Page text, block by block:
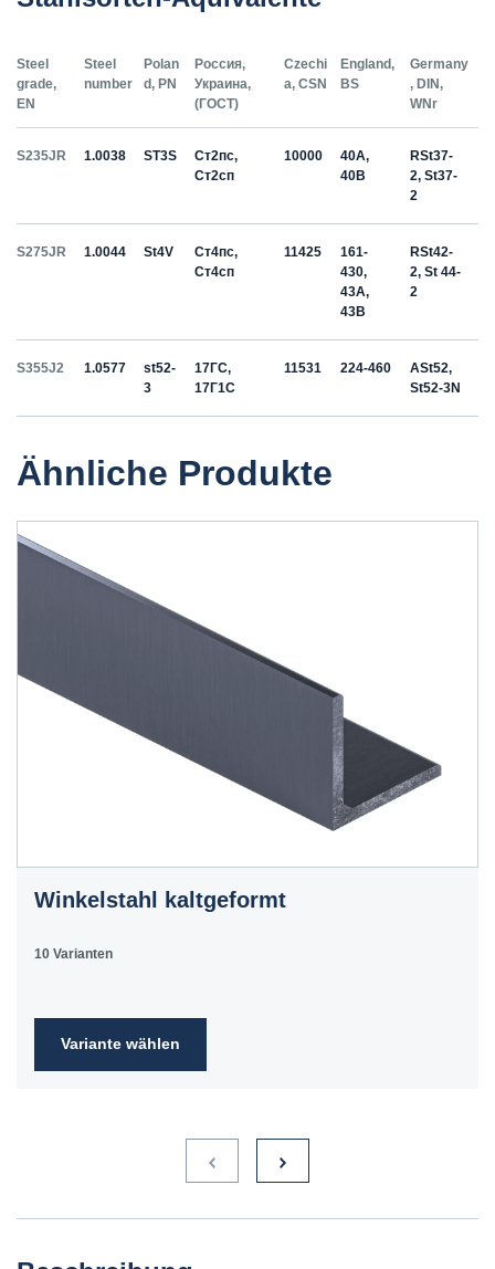
Steel
grade,
EN
Steel
number
Polan
d, PN
Россия,
Украина,
(ГОСТ)
Czechi
a, CSN
England,
BS
Germany
, DIN,
WNr
S235JR 1.0038 ST3S
Ст2пс,
Ст2сп
10000
40A,
40B
RSt37-
2, St37-
2
S275JR 1.0044 St4V
Ст4пс,
Ст4сп
11425
161-
430,
43A,
43B
RSt42-
2, St 44-
2
S355J2 1.0577
st52-
3
17ГС,
17Г1С
11531 224-460
ASt52,
St52-3N
Ähnliche Produkte
Winkelstahl kaltgeformt
10 Varianten
Variante wählen